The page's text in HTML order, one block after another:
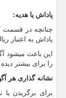
پاداش یا هدیه:
چنانچه در قسمت
پاداش به اعتبار
این باعث میشود
را برای بیشتر دیده
نشانه گذاری هر
برای برگزیدن